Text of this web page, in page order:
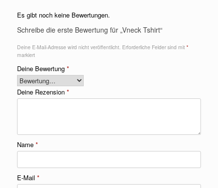
Es gibt noch keine Bewertungen.
Schreibe die erste Bewertung für „Vneck Tshirt“
Deine E-Mail-Adresse wird nicht veröffentlicht. Erforderliche Felder sind mit *
markiert
Deine Bewertung *
Deine Rezension *
Name *
E-Mail *